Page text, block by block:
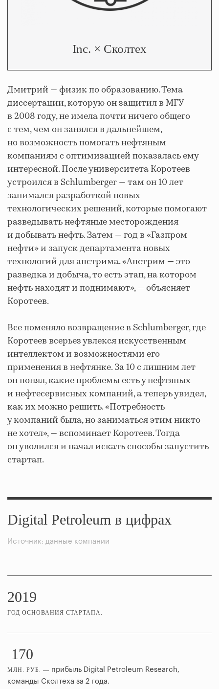
Inc. × Сколтех
Дмитрий — физик по образованию. Тема
диссертации, которую он защитил в МГУ
в 2008 году, не имела почти ничего общего
с тем, чем он занялся в дальнейшем,
но возможность помогать нефтяным
компаниям с оптимизацией показалась ему
интересной. После университета Коротеев
устроился в Schlumberger — там он 10 лет
занимался разработкой новых
технологических решений, которые помогают
разведывать нефтяные месторождения
и добывать нефть. Затем — год в «Газпром
нефти» и запуск департамента новых
технологий для апстрима. «Апстрим — это
разведка и добыча, то есть этап, на котором
нефть находят и поднимают», — объясняет
Коротеев.
Все поменяло возвращение в Schlumberger, где
Коротеев всерьез увлекся искусственным
интеллектом и возможностями его
применения в нефтянке. За 10 с лишним лет
он понял, какие проблемы есть у нефтяных
и нефтесервисных компаний, а теперь увидел,
как их можно решить. «Потребность
у компаний была, но заниматься этим никто
не хотел», — вспоминает Коротеев. Тогда
он уволился и начал искать способы запустить
стартап.
Digital Petroleum в цифрах
Источник: данные компании
2019
ГОД ОСНОВАНИЯ СТАРТАПА.
170
МЛН. РУБ. — прибыль Digital Petroleum Research,
команды Сколтеха за 2 года.